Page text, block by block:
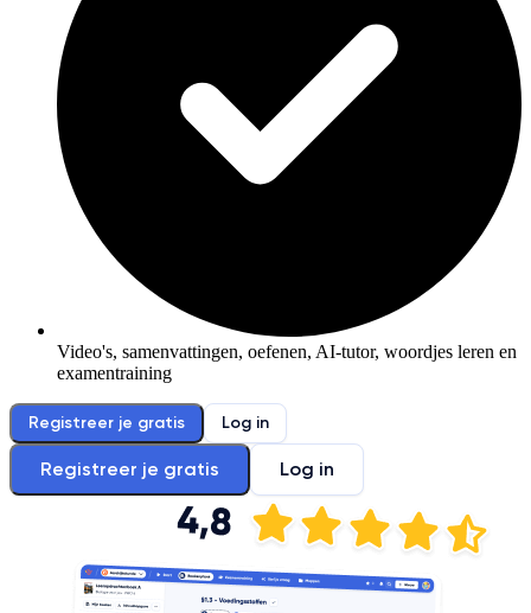
Video's, samenvattingen, oefenen, AI-tutor, woordjes leren en
examentraining
Registreer je gratis Log in
Registreer je gratis Log in